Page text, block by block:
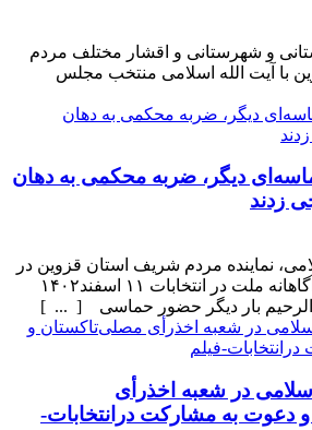
و شهرستانی و اقشار مختلف مردم
با آیت الله اسلامی منتخب مجلس
دیگر، ضربه محکمی به دهان
زدند
نماینده مردم شریف استان قزوین در
پاسداشت حضور آگاهانه ملت در انتخابات ۱۱ اسفند۱۴۰۲
الرحیم بار دیگر حضور حماسی [ ... ]
در شعبه اخذرأی
دعوت به مشارکت درانتخابات-